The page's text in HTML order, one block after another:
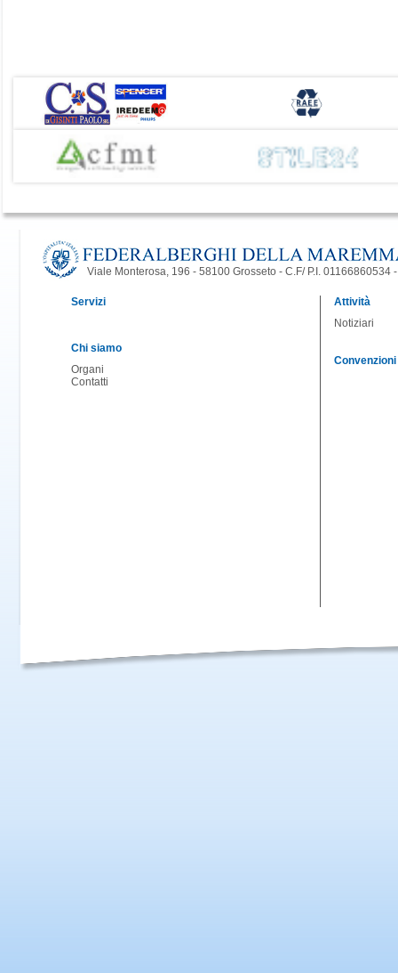
Viale Monterosa, 196 - 58100 Grosseto - C.F/ P.I.
Servizi
Chi siamo
Organi
Contatti
Attività
Notiziari
Convenzioni